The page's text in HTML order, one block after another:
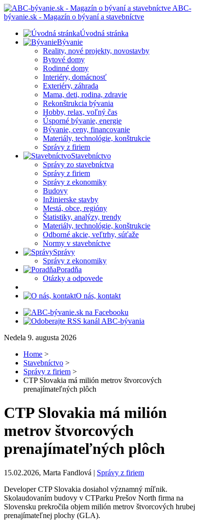
ABC-
bývanie.sk - Magazín o bývaní a stavebníctve
Úvodná stránka
Bývanie
Reality, nové projekty, novostavby
Bytové domy
Rodinné domy
Interiéry, domácnosť
Exteriéry, záhrada
Mama, deti, rodina, zdravie
Rekonštrukcia bývania
Hobby, relax, voľný čas
Úsporné bývanie, energie
Bývanie, ceny, financovanie
Materiály, technológie, konštrukcie
Správy z firiem
Stavebníctvo
Správy zo stavebníctva
Správy z firiem
Správy z ekonomiky
Budovy
Inžinierske stavby
Mestá, obce, regióny
Štatistiky, analýzy, trendy
Materiály, technológie, konštrukcie
Odborné akcie, veľtrhy, súťaže
Normy v stavebníctve
Správy
Správy z ekonomiky
Poradňa
Otázky a odpovede
O nás, kontakt
Nedela 9. augusta 2026
Home >
Stavebníctvo >
Správy z firiem >
CTP Slovakia má milión metrov štvorcových
prenajímateľných plôch
CTP Slovakia má milión
metrov štvorcových
prenajímateľných plôch
15.02.2026, Marta Fandlová | Správy z firiem
Developer CTP Slovakia dosiahol významný míľnik.
Skolaudovaním budovy v CTParku Prešov North firma na
Slovensku prekročila objem milión metrov štvorcových hrubej
prenajímateľnej plochy (GLA).